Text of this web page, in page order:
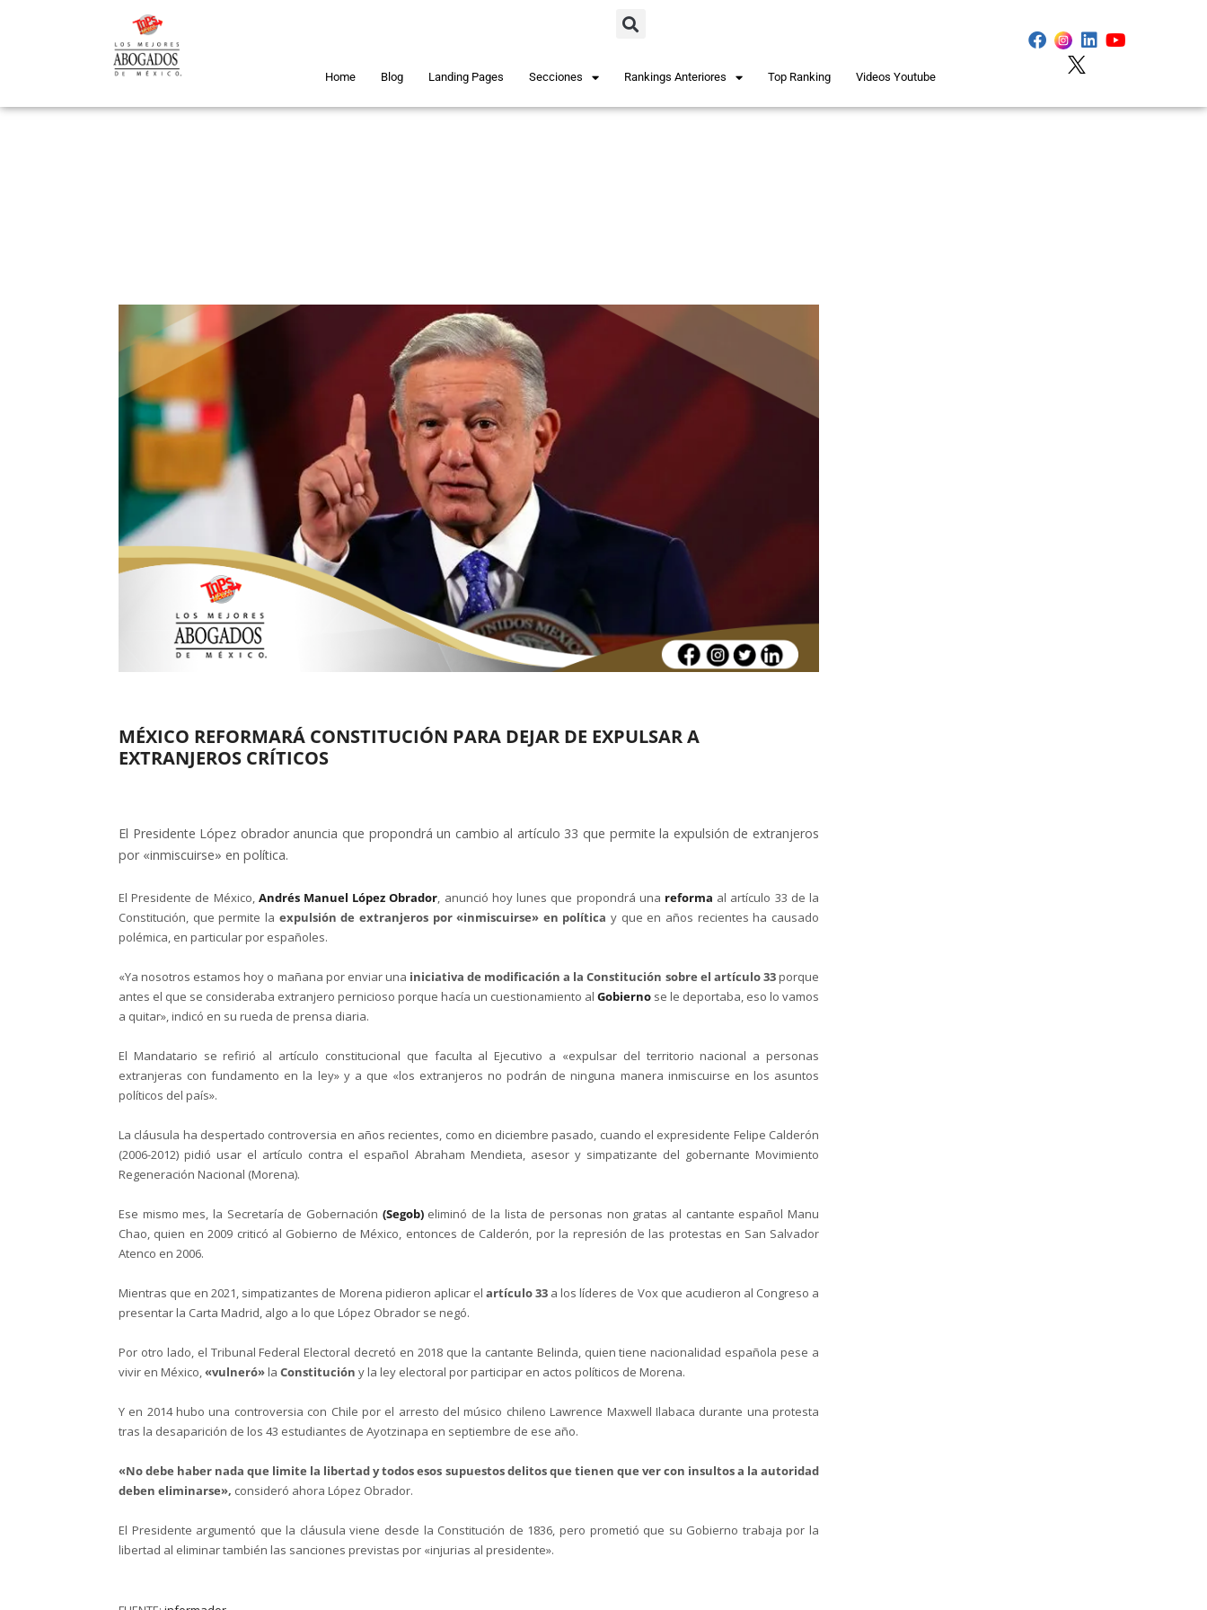
Home Blog Landing Pages Secciones Rankings Anteriores Top Ranking Videos Youtube
MÉXICO REFORMARÁ CONSTITUCIÓN PARA DEJAR DE EXPULSAR A
EXTRANJEROS CRÍTICOS
El Presidente López obrador anuncia que propondrá un cambio al artículo 33 que permite la expulsión de extranjeros
por «inmiscuirse» en política.
El Presidente de México, Andrés Manuel López Obrador , anunció hoy lunes que propondrá una reforma al artículo 33 de la
Constitución, que permite la expulsión de extranjeros por «inmiscuirse» en política y que en años recientes ha causado
polémica, en particular por españoles.
«Ya nosotros estamos hoy o mañana por enviar una iniciativa de modificación a la Constitución sobre el artículo 33porque
antes el que se consideraba extranjero pernicioso porque hacía un cuestionamiento al Gobierno se le deportaba, eso lo vamos
a quitar», indicó en su rueda de prensa diaria.
El Mandatario se refirió al artículo constitucional que faculta al Ejecutivo a «expulsar del territorio nacional a personas
extranjeras con fundamento en la ley» y a que «los extranjeros no podrán de ninguna manera inmiscuirse en los asuntos
políticos del país».
La cláusula ha despertado controversia en años recientes, como en diciembre pasado, cuando el expresidente Felipe Calderón
(2006-2012) pidió usar el artículo contra el español Abraham Mendieta, asesor y simpatizante del gobernante Movimiento
Regeneración Nacional (Morena).
Ese mismo mes, la Secretaría de Gobernación (Segob)eliminó de la lista de personas non gratas al cantante español Manu
Chao, quien en 2009 criticó al Gobierno de México, entonces de Calderón, por la represión de las protestas en San Salvador
Atenco en 2006.
Mientras que en 2021, simpatizantes de Morena pidieron aplicar el artículo 33 a los líderes de Vox que acudieron al Congreso a
presentar la Carta Madrid, algo a lo que López Obrador se negó.
Por otro lado, el Tribunal Federal Electoral decretó en 2018 que la cantante Belinda, quien tiene nacionalidad española pese a
vivir en México,«vulneró»la Constitución y la ley electoral por participar en actos políticos de Morena.
Y en 2014 hubo una controversia con Chile por el arresto del músico chileno Lawrence Maxwell Ilabaca durante una protesta
tras la desaparición de los 43 estudiantes de Ayotzinapa en septiembre de ese año.
«No debe haber nada que limite la libertad y todos esos supuestos delitos que tienen que ver con insultos a la autoridad
deben eliminarse», consideró ahora López Obrador.
El Presidente argumentó que la cláusula viene desde la Constitución de 1836, pero prometió que su Gobierno trabaja por la
libertad al eliminar también las sanciones previstas por «injurias al presidente».